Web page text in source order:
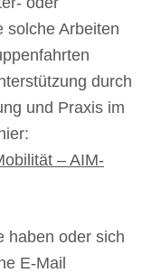
solche Arbeiten
durch
und Praxis im
– AIM-
haben oder sich
E-Mail